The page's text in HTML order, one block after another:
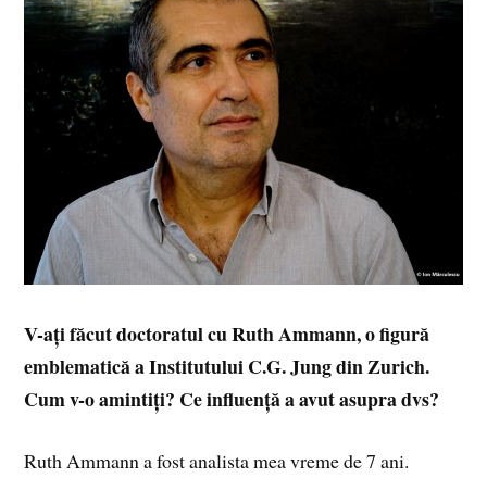
V-ați făcut doctoratul cu Ruth Ammann, o figură
emblematică a Institutului C.G. Jung din Zurich.
Cum v-o amintiți? Ce influență a avut asupra dvs?
Ruth Ammann a fost analista mea vreme de 7 ani.